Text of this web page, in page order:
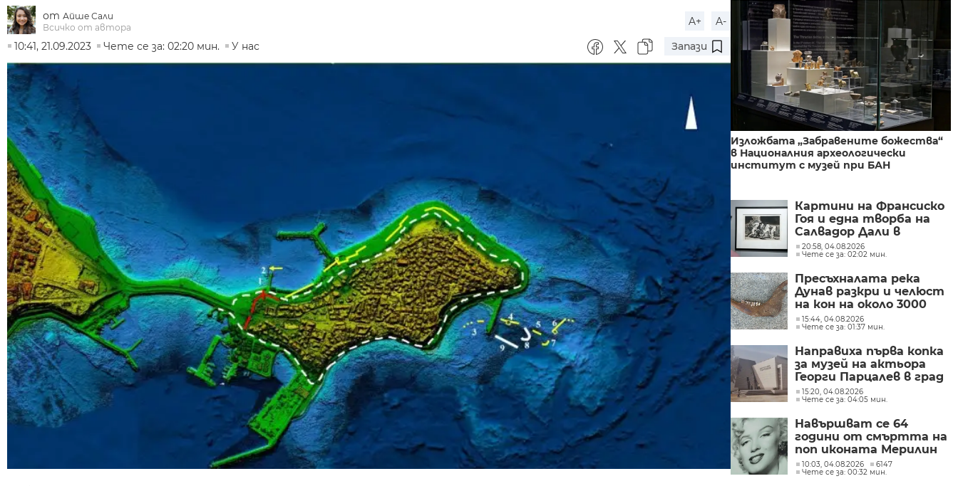
от Айше Сали
Всичко от автора
A+
A-
10:41, 21.09.2023
Чете се за: 02:20 мин. У нас Запази
Изложбата „Забравените божества“
в Националния археологически
институт с музей при БАН
Картини на Франсиско
Гоя и една творба на
Салвадор Дали в
„Квадрат 500“
(СНИМКИ)
20:58, 04.08.2026
Чете се за: 02:02 мин.
Пресъхналата река
Дунав разкри и челюст
на кон на около 3000
години
15:44, 04.08.2026
Чете се за: 01:37 мин.
Направиха първа копка
за музей на актьора
Георги Парцалев в град
Левски
15:20, 04.08.2026
Чете се за: 04:05 мин.
Навършват се 64
години от смъртта на
поп иконата Мерилин
Монро
10:03, 04.08.2026
6147
Чете се за: 00:32 мин.